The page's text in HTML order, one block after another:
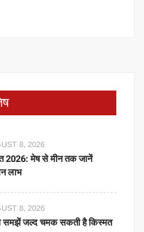
8, 2026
मेष से मीन तक जानें
लाभ
8, 2026
समझें जल्द चमक सकती है किस्मत